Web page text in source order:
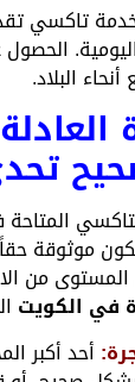
خدمة تاكسي
البلاد.
موثوقة حقاً
من
في الكويت
أحد أكبر